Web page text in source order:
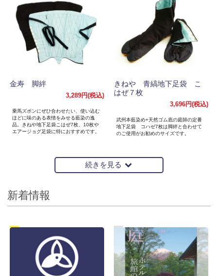
金寿 脚絆
3,289円(税込)
乗馬ズボンにぜひ合わせたい、使い込む
ほどに味のある表情をみせる藍染の逸
品。きねや地下足袋こはぜ7枚、10枚や
エアージョグ足袋に特におすすめです。
きねや 青縞地下足袋 こ
はぜ７枚
3,696円(税込)
武州本藍染め+天然ゴム底の庭師の定番
地下足袋 コハゼ7枚は脚絆と合わせて
のご使用がお勧めのサイズです。
続きを見る
新着情報